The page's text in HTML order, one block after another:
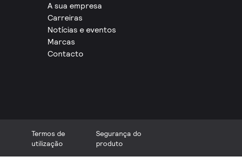
A sua empresa
Carreiras
Notícias e eventos
Marcas
Contacto
Termos de
utilização
Segurança do
produto